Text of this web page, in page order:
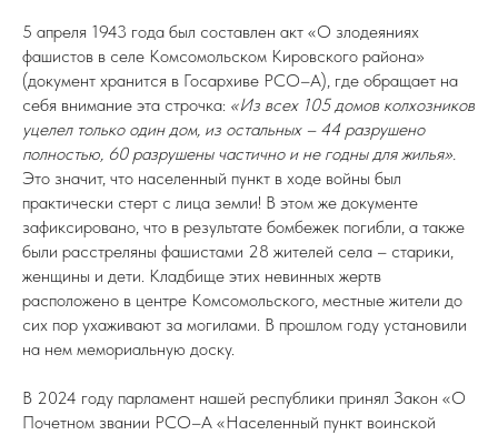
5 апреля 1943 года был составлен акт «О злодеяниях
фашистов в селе Комсомольском Кировского района»
(документ хранится в Госархиве РСО–А), где обращает на
себя внимание эта строчка: «Из всех 105 домов колхозников
уцелел только один дом, из остальных – 44 разрушено
полностью, 60 разрушены частично и не годны для жилья».
Это значит, что населенный пункт в ходе войны был
практически стерт с лица земли! В этом же документе
зафиксировано, что в результате бомбежек погибли, а также
были расстреляны фашистами 28 жителей села – старики,
женщины и дети. Кладбище этих невинных жертв
расположено в центре Комсомольского, местные жители до
сих пор ухаживают за могилами. В прошлом году установили
на нем мемориальную доску.
В 2024 году парламент нашей республики принял Закон «О
Почетном звании РСО–А «Населенный пункт воинской